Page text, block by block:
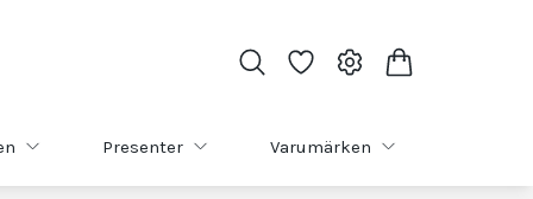
Presenter Varumärken